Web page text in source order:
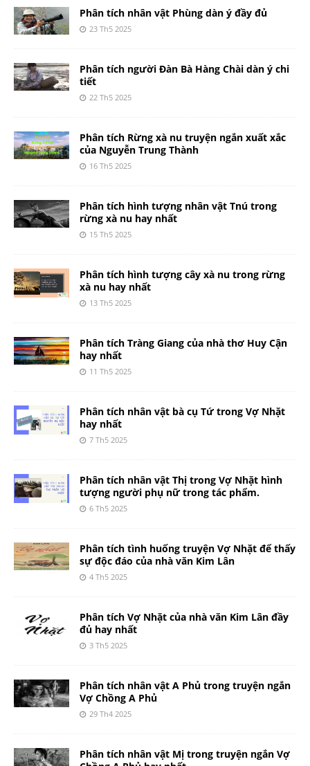
Phân tích nhân vật Phùng dàn ý đầy đủ
23 Th5 2025
Phân tích người Đàn Bà Hàng Chài dàn ý chi
tiết
22 Th5 2025
Phân tích Rừng xà nu truyện ngắn xuất xắc
của Nguyễn Trung Thành
16 Th5 2025
Phân tích hình tượng nhân vật Tnú trong
rừng xà nu hay nhất
15 Th5 2025
Phân tích hình tượng cây xà nu trong rừng
xà nu hay nhất
13 Th5 2025
Phân tích Tràng Giang của nhà thơ Huy Cận
hay nhất
11 Th5 2025
Phân tích nhân vật bà cụ Tứ trong Vợ Nhặt
hay nhất
7 Th5 2025
Phân tích nhân vật Thị trong Vợ Nhặt hình
tượng người phụ nữ trong tác phẩm.
6 Th5 2025
Phân tích tình huống truyện Vợ Nhặt để thấy
sự độc đáo của nhà văn Kim Lân
4 Th5 2025
Phân tích Vợ Nhặt của nhà văn Kim Lân đầy
đủ hay nhất
3 Th5 2025
Phân tích nhân vật A Phủ trong truyện ngắn
Vợ Chồng A Phủ
29 Th4 2025
Phân tích nhân vật Mị trong truyện ngắn Vợ